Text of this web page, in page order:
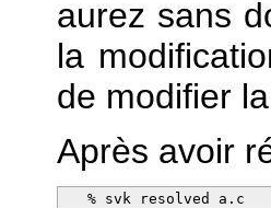
aurez sans
la
de modifier
Après avoir
   % svk resolved a.c